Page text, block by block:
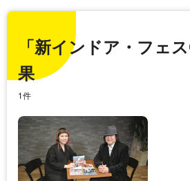
「新インドア・フェ
果
1件